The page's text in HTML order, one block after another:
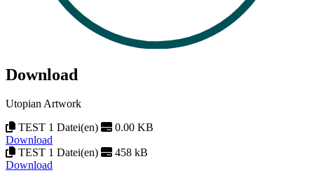
Download
Utopian Artwork
TEST 1 Datei(en)
0.00 KB
Download
TEST 1 Datei(en)
458 kB
Download